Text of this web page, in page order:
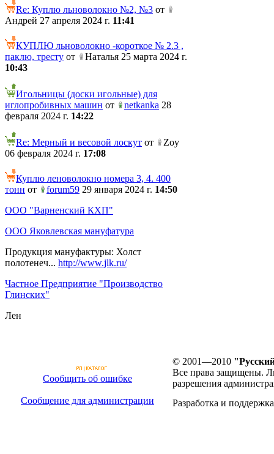
Re: Куплю льноволокно №2, №3 от
Андрей 27 апреля 2024 г. 11:41
КУПЛЮ льноволокно -короткое № 2.3 ,
паклю, тресту от
Наталья 25 марта 2024 г.
10:43
Игольницы (доски игольные) для
иглопробивных машин от netkanka 28
февраля 2024 г. 14:22
Re: Мерный и весовой лоскут от
Zoy
06 февраля 2024 г. 17:08
Куплю леноволокно номера 3, 4. 400
тонн от forum59 29 января 2024 г. 14:50
ООО "Варненский КХП"
ООО Яковлевская мануфатура
Продукция мануфактуры: Холст
полотенеч... http://www.jlk.ru/
Частное Предприятие "Производство
Глинских"
Лен
Сообщить об ошибке
Сообщение для администрации
© 2001—2010
Все права защищены.
разрешения
Разработка и